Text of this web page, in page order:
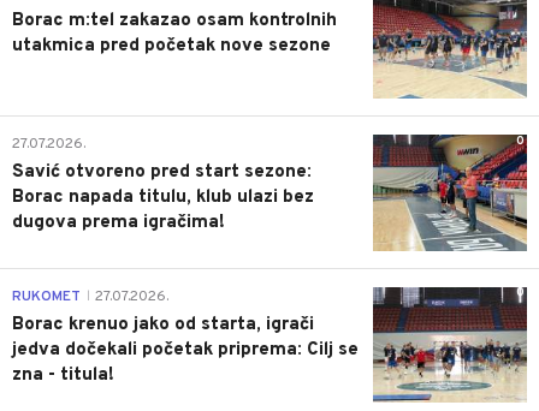
Borac m:tel zakazao osam kontrolnih
utakmica pred početak nove sezone
0
27.07.2026.
Savić otvoreno pred start sezone:
Borac napada titulu, klub ulazi bez
dugova prema igračima!
0
RUKOMET 27.07.2026.
Borac krenuo jako od starta, igrači
jedva dočekali početak priprema: Cilj se
zna - titula!